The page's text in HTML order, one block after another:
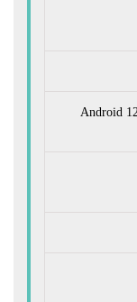
Android